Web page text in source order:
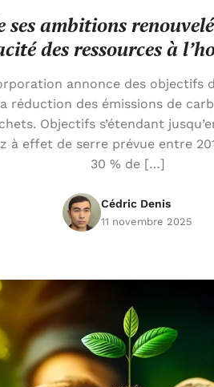
ambitions
des ressources à
annonce des objectifs
réduction des émissions de
Objectifs s’étendant
à effet de serre prévue entre
30 % de […]
Cédric Denis
11 novembre 2025